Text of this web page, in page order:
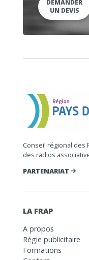
DEMANDER
UN DEVIS
Conseil régional des
des radios
PARTENARIAT
LA FRAP
A propos
Régie publicitaire
Formations